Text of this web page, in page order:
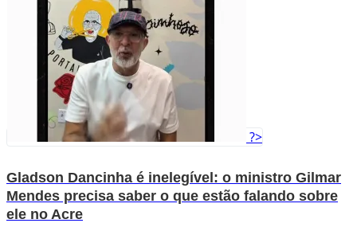
?>
Gladson Dancinha é inelegível: o ministro Gilmar
Mendes precisa saber o que estão falando sobre
ele no Acre